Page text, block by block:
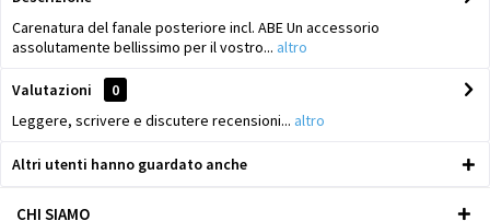
Carenatura del fanale posteriore incl. ABE Un accessorio
assolutamente bellissimo per il vostro... altro
Valutazioni
0
Leggere, scrivere e discutere recensioni... altro
Altri utenti hanno guardato anche
CHI SIAMO